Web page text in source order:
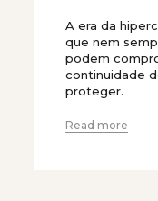
A era da
que nem
podem
continuidade
proteger.
Read more